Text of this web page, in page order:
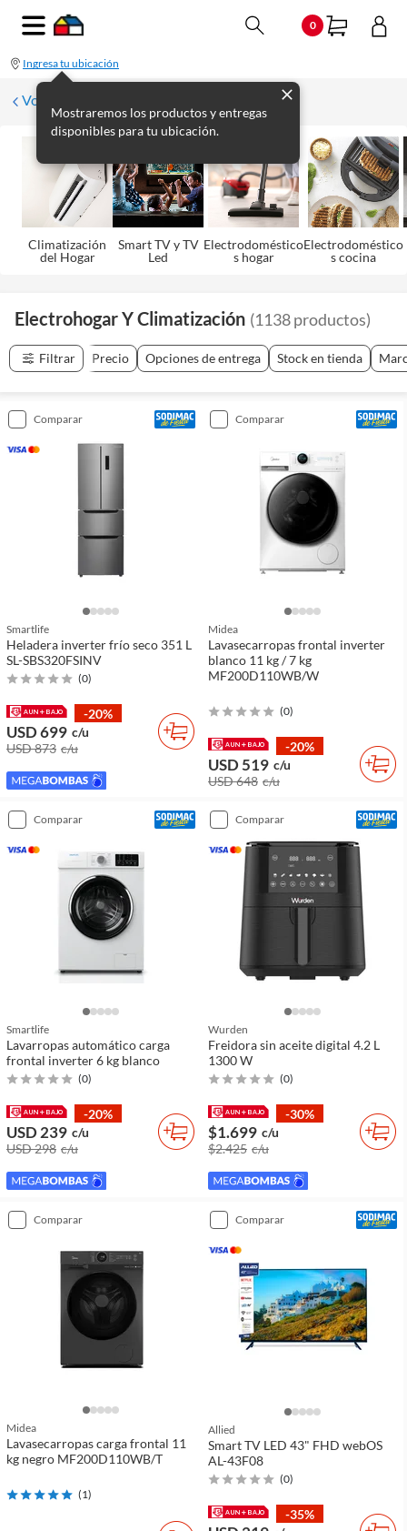
0
Ingresa tu ubicación
Mostraremos los productos y entregas
disponibles para tu ubicación.
Volver
Climatización
del Hogar
Smart TV y TV
Led
Electrodoméstico
s hogar
Electrodoméstico
s cocina
Electrohogar Y Climatización (1138productos)
Filtrar Precio Opciones de entrega Stock en tienda
comparar
Smartlife
Heladera inverter frío seco 351 L
SL-SBS320FSINV
(0)
-20%
USD 699 c/u
USD 873 c/u
comparar
Midea
Lavasecarropas frontal inverter
blanco 11 kg / 7 kg
MF200D110WB/W
(0)
-20%
USD 519 c/u
USD 648 c/u
comparar
Smartlife
Lavarropas automático carga
frontal inverter 6 kg blanco
(0)
-20%
USD 239 c/u
USD 298 c/u
comparar
Wurden
Freidora sin aceite digital 4.2 L
1300 W
(0)
-30%
$1.699 c/u
$2.425 c/u
comparar
Midea
Lavasecarropas carga frontal 11
kg negro MF200D110WB/T
(1)
comparar
Allied
Smart TV LED 43" FHD webOS
AL-43F08
(0)
-35%